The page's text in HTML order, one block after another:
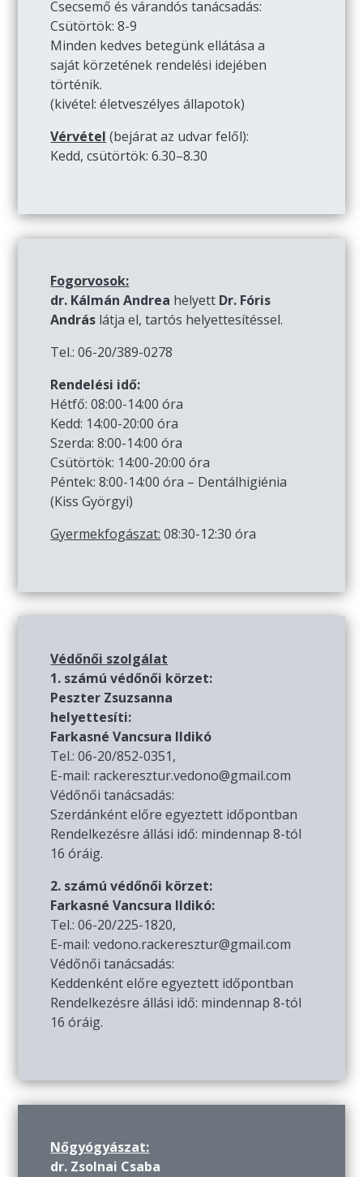
Csecsemő és várandós tanácsadás:
Csütörtök: 8-9
Minden kedves betegünk ellátása a
saját körzetének rendelési idejében
történik.
(kivétel: életveszélyes állapotok)
Vérvétel (bejárat az udvar felől):
Kedd, csütörtök: 6.30–8.30
Fogorvosok:
dr. Kálmán Andrea helyett Dr. Fóris
András látja el, tartós helyettesítéssel.
Tel.: 06-20/389-0278
Rendelési idő:
Hétfő: 08:00-14:00 óra
Kedd: 14:00-20:00 óra
Szerda: 8:00-14:00 óra
Csütörtök: 14:00-20:00 óra
Péntek: 8:00-14:00 óra – Dentálhigiénia
(Kiss Györgyi)
Gyermekfogászat: 08:30-12:30 óra
Védőnői szolgálat
1. számú védőnői körzet:
Peszter Zsuzsanna
helyettesíti:
Farkasné Vancsura Ildikó
Tel.: 06-20/852-0351,
E-mail: rackeresztur.vedono@gmail.com
Védőnői tanácsadás:
Szerdánként előre egyeztett időpontban
Rendelkezésre állási idő: mindennap 8-tól
16 óráig.
2. számú védőnői körzet:
Farkasné Vancsura Ildikó:
Tel.: 06-20/225-1820,
E-mail: vedono.rackeresztur@gmail.com
Védőnői tanácsadás:
Keddenként előre egyeztett időpontban
Rendelkezésre állási idő: mindennap 8-tól
16 óráig.
Nőgyógyászat:
dr. Zsolnai Csaba